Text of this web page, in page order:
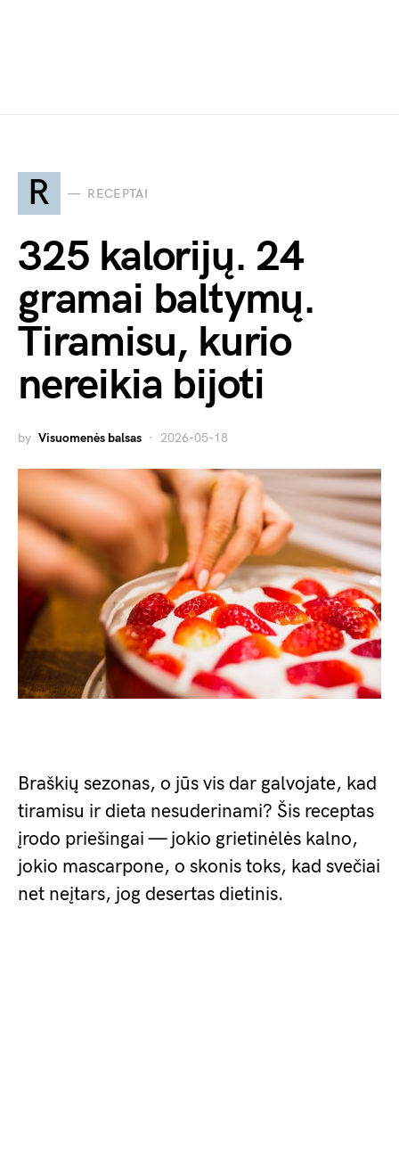
R RECEPTAI
325 kalorijų. 24
gramai baltymų.
Tiramisu, kurio
nereikia bijoti
by Visuomenės balsas 2026-05-18
Braškių sezonas, o jūs vis dar galvojate, kad
tiramisu ir dieta nesuderinami? Šis receptas
įrodo priešingai — jokio grietinėlės kalno,
jokio mascarpone, o skonis toks, kad svečiai
net neįtars, jog desertas dietinis.